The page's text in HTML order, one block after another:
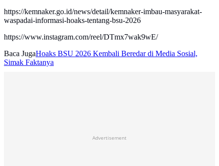
https://kemnaker.go.id/news/detail/kemnaker-imbau-masyarakat-
waspadai-informasi-hoaks-tentang-bsu-2026
https://www.instagram.com/reel/DTmx7wak9wE/
Baca JugaHoaks BSU 2026 Kembali Beredar di Media Sosial,
Simak Faktanya
Advertisement